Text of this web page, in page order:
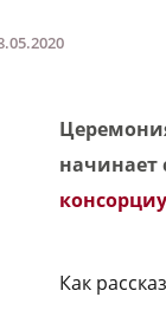
начинает
Как